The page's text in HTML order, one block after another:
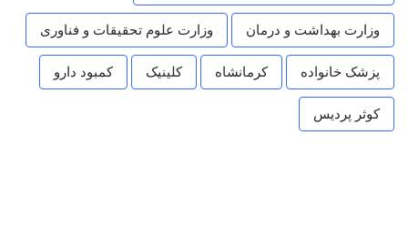
وزارت بهداشت و درمان وزارت علوم تحقیقات و فناوری
پزشک خانواده کرمانشاه کلینیک کمبود دارو
کوثر پردیس